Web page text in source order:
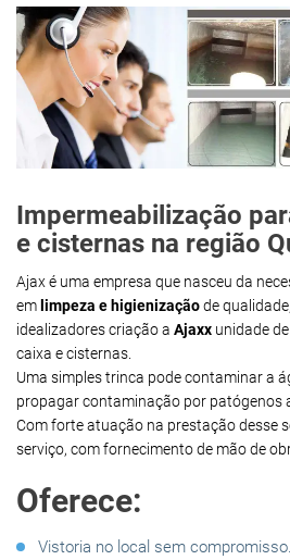
Impermeabilização
e cisternas na região
Ajax é uma empresa que nasceu da
em limpeza e higienizaçãode
idealizadores criação a Ajaxx unidade
caixa e cisternas.
Uma simples trinca pode contaminar a
propagar contaminação por patógenos
Com forte atuação na prestação desse
serviço, com fornecimento de mão de
Oferece:
Vistoria no local sem compromisso.